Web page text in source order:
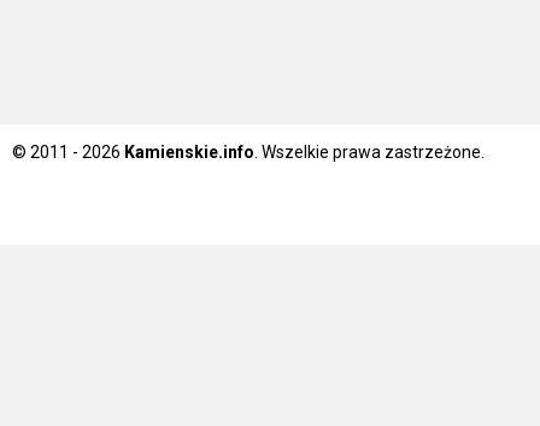
© 2011 - 2026 Kamienskie.info. Wszelkie prawa zastrzeżone.